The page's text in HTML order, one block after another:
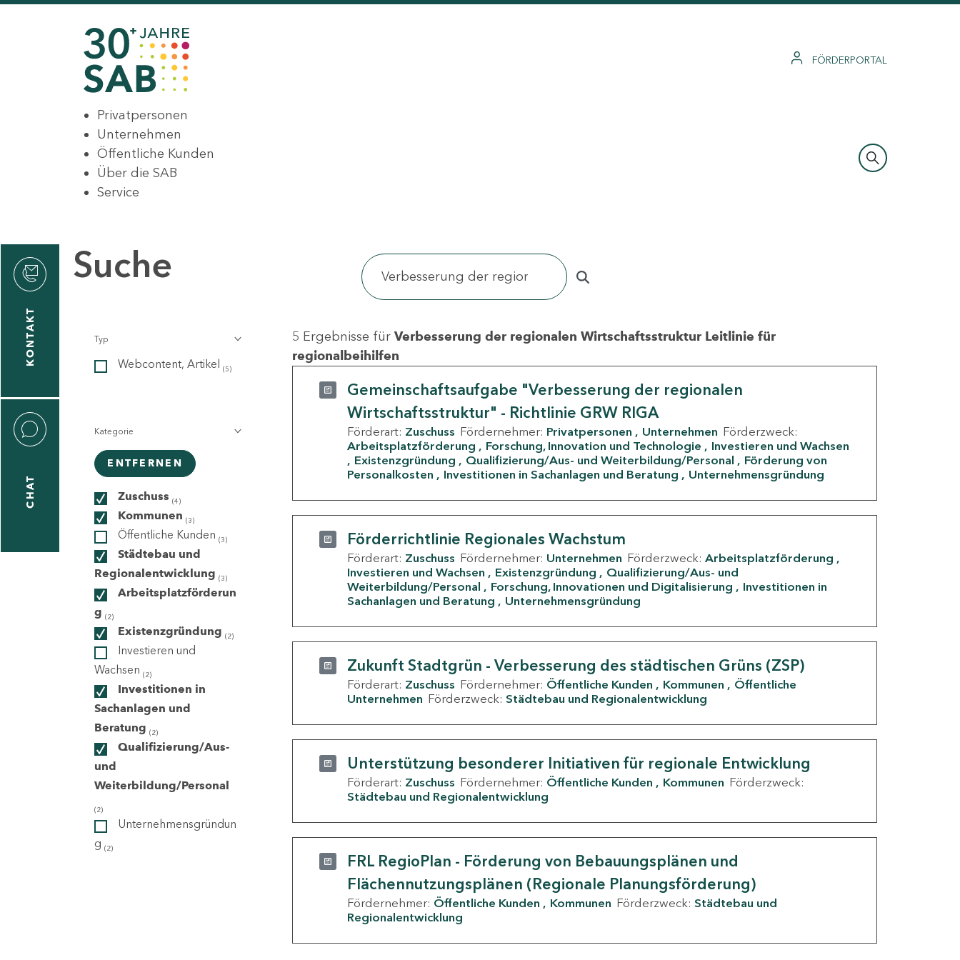
FÖRDERPORTAL
Privatpersonen
Unternehmen
Öffentliche Kunden
Über die SAB
Service
KONTAKT
CHAT
Suche
Typ
Webcontent, Artikel (5)
Kategorie
ENTFERNEN
Zuschuss (4)
Kommunen (3)
Öffentliche Kunden (3)
Städtebau und
Regionalentwicklung (3)
Arbeitsplatzförderun
g (2)
Existenzgründung (2)
Investieren und
Wachsen (2)
Investitionen in
Sachanlagen und
Beratung (2)
Qualifizierung/Aus-
und
Weiterbildung/Personal
(2)
Unternehmensgründun
g (2)
5 Ergebnisse für Verbesserung der regionalen Wirtschaftsstruktur Leitlinie für
regionalbeihilfen
Gemeinschaftsaufgabe "Verbesserung der regionalen
Wirtschaftsstruktur" - Richtlinie GRW RIGA
Förderart: Zuschuss Fördernehmer: Privatpersonen Unternehmen Förderzweck:
Arbeitsplatzförderung
Forschung, Innovation und Technologie
Investieren und Wachsen
Existenzgründung
Qualifizierung/Aus- und Weiterbildung/Personal
Förderung von
Personalkosten
Investitionen in Sachanlagen und Beratung Unternehmensgründung
Förderrichtlinie Regionales Wachstum
Förderart: Zuschuss Fördernehmer: Unternehmen Förderzweck: Arbeitsplatzförderung
Investieren und Wachsen
Existenzgründung
Qualifizierung/Aus- und
Weiterbildung/Personal
Forschung, Innovationen und Digitalisierung
Investitionen in
Sachanlagen und Beratung
Unternehmensgründung
Zukunft Stadtgrün - Verbesserung des städtischen Grüns (ZSP)
Förderart: Zuschuss Fördernehmer: Öffentliche Kunden Kommunen
Öffentliche
Unternehmen Förderzweck: Städtebau und Regionalentwicklung
Unterstützung besonderer Initiativen für regionale Entwicklung
Förderart: Zuschuss Fördernehmer: Öffentliche Kunden Kommunen Förderzweck:
Städtebau und Regionalentwicklung
FRL RegioPlan - Förderung von Bebauungsplänen und
Flächennutzungsplänen (Regionale Planungsförderung)
Fördernehmer: Öffentliche Kunden Kommunen Förderzweck: Städtebau und
Regionalentwicklung